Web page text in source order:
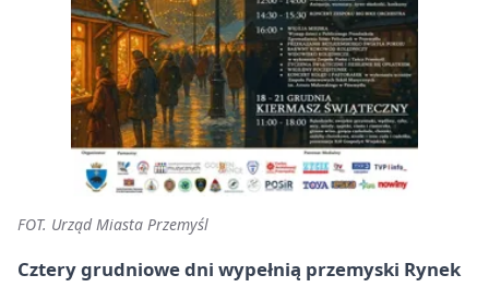
FOT. Urząd Miasta Przemyśl
Cztery grudniowe dni wypełnią przemyski Rynek